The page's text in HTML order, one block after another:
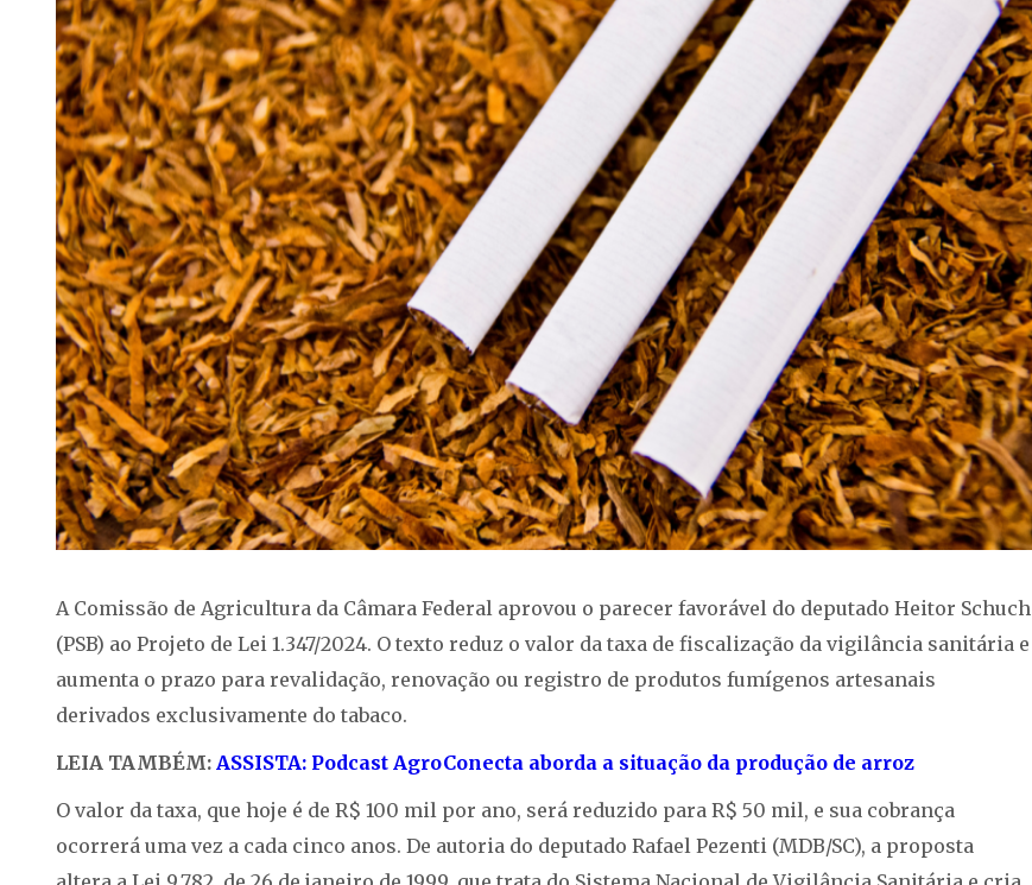
A Comissão de Agricultura da Câmara Federal aprovou o parecer favorável do deputado Heitor Schuch
(PSB) ao Projeto de Lei 1.347/2024. O texto reduz o valor da taxa de fiscalização da vigilância sanitária e
aumenta o prazo para revalidação, renovação ou registro de produtos fumígenos artesanais
derivados exclusivamente do tabaco.
LEIA TAMBÉM: ASSISTA: Podcast AgroConecta aborda a situação da produção de arroz
O valor da taxa, que hoje é de R$ 100 mil por ano, será reduzido para R$ 50 mil, e sua cobrança
ocorrerá uma vez a cada cinco anos. De autoria do deputado Rafael Pezenti (MDB/SC), a proposta